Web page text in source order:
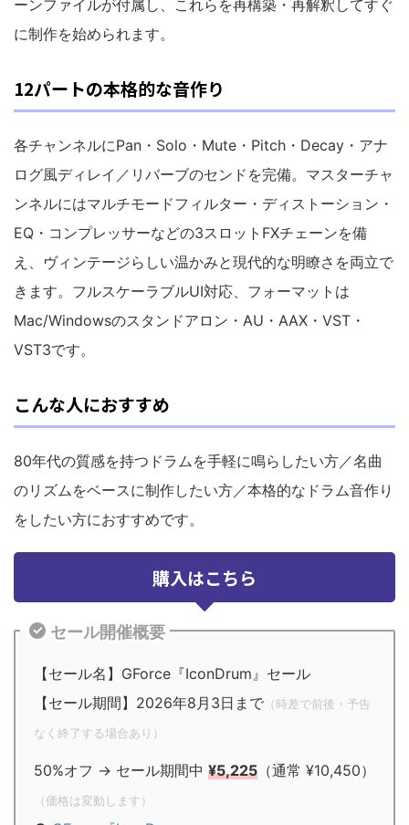
ーンファイルが付属し、これらを再構築・再解釈してすぐ
に制作を始められます。
12パートの本格的な音作り
各チャンネルにPan・Solo・Mute・Pitch・Decay・アナ
ログ風ディレイ／リバーブのセンドを完備。マスターチャ
ンネルにはマルチモードフィルター・ディストーション・
EQ・コンプレッサーなどの3スロットFXチェーンを備
え、ヴィンテージらしい温かみと現代的な明瞭さを両立で
きます。フルスケーラブルUI対応、フォーマットは
Mac/Windowsのスタンドアロン・AU・AAX・VST・
VST3です。
こんな人におすすめ
80年代の質感を持つドラムを手軽に鳴らしたい方／名曲
のリズムをベースに制作したい方／本格的なドラム音作り
をしたい方におすすめです。
購入はこちら
セール開催概要
【セール名】GForce『IconDrum』セール
【セール期間】2026年8月3日まで （時差で前後・予告
なく終了する場合あり）
50%オフ → セール期間中 ¥5,225 （通常 ¥10,450）
（価格は変動します）